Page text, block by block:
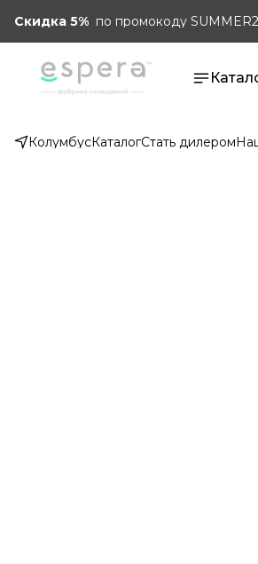
Скидка 5% по промокоду
КолумбусКаталогСтать дилером